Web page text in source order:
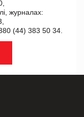
журналах:
(44) 383 50 34.